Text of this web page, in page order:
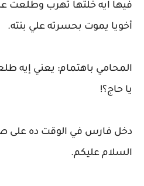
فيها ايه خلتها تهرب
أخويا يموت بحسرته علي بنته.
المحامي باهتمام: يعني إيه
يا حاج؟!
دخل فارس في الوقت ده على
السلام عليكم.